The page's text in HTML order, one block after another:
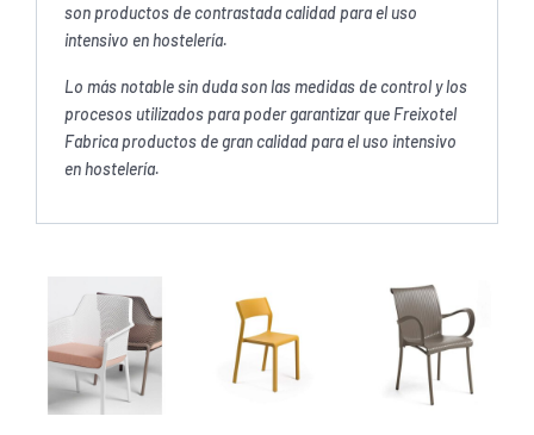
son productos de contrastada calidad para el uso
intensivo en hostelería.
Lo más notable sin duda son las medidas de control y los
procesos utilizados para poder garantizar que Freixotel
Fabrica productos de gran calidad para el uso intensivo
en hostelería.